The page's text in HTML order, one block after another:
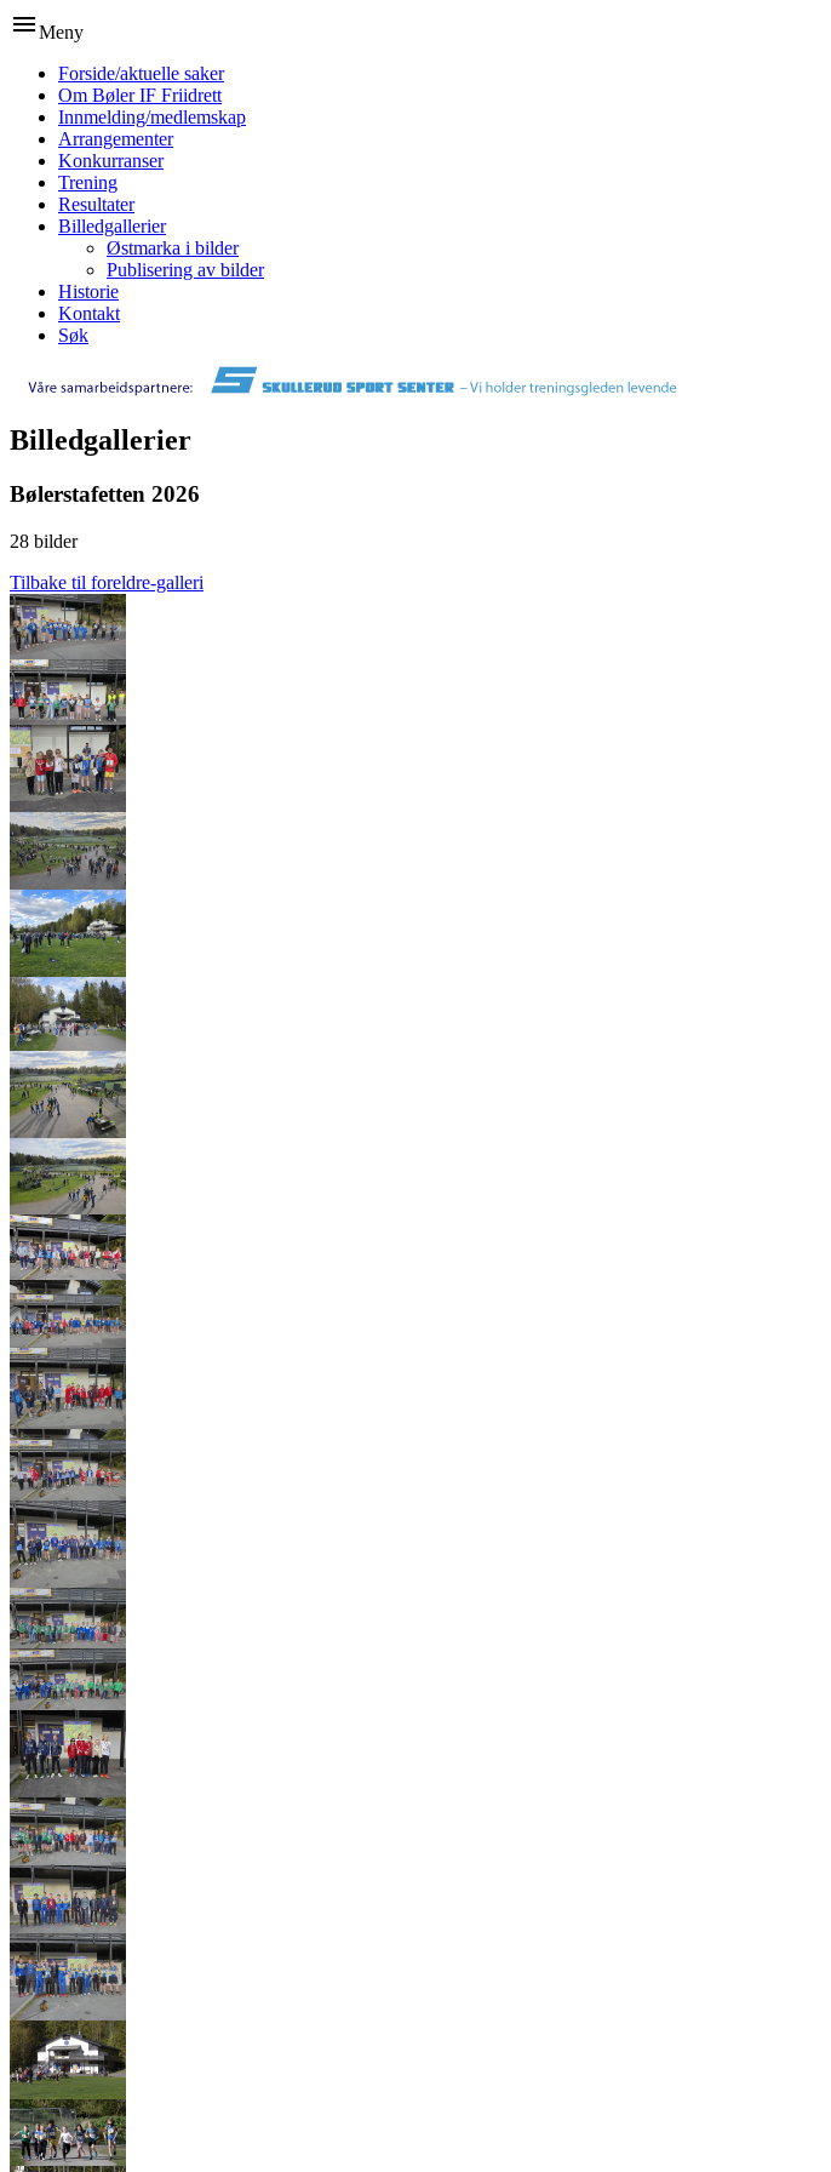
menuMeny
Forside/aktuelle saker
Om Bøler IF Friidrett
Innmelding/medlemskap
Arrangementer
Konkurranser
Trening
Resultater
Billedgallerier
Østmarka i bilder
Publisering av bilder
Historie
Kontakt
Søk
Billedgallerier
Bølerstafetten 2026
28 bilder
Tilbake til foreldre-galleri